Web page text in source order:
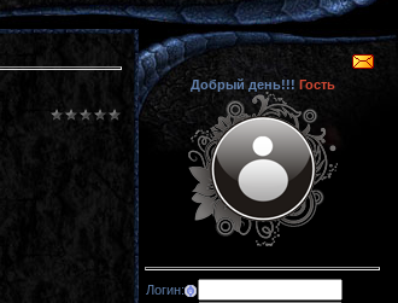
Добрый день!!! Гость
Логин: